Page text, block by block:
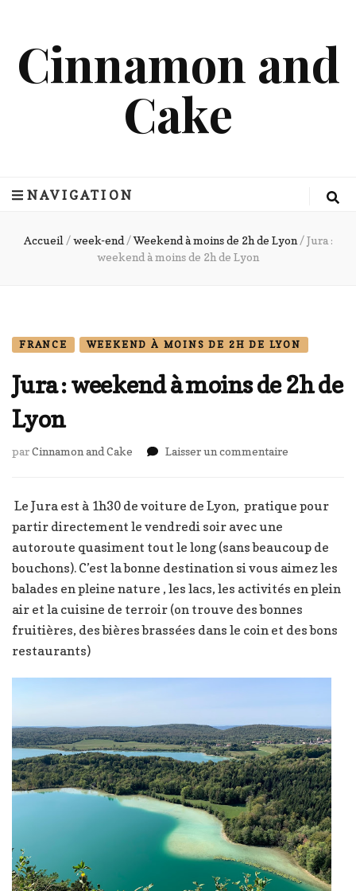
Cinnamon and
Cake
NAVIGATION
Accueil / week-end /Weekend à moins de 2h de Lyon / Jura :
weekend à moins de 2h de Lyon
FRANCE WEEKEND À MOINS DE 2H DE LYON
Jura : weekend à moins de 2h de
Lyon
parCinnamon and Cake Laisser un commentaire
de
2h
de
Le Jura est à 1h30 de voiture de Lyon, pratique pour
partir directement le vendredi soir avec une
autoroute quasiment tout le long (sans beaucoup de
bouchons). C’est la bonne destination si vous aimez les
balades en pleine nature , les lacs, les activités en plein
air et la cuisine de terroir (on trouve des bonnes
fruitières, des bières brassées dans le coin et des bons
restaurants)